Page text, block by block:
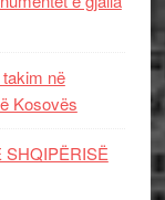
në
Kosovës
SHQIPËRISË